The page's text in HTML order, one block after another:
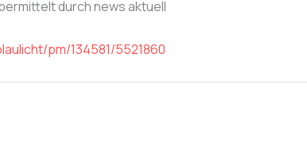
durch news aktuell
pm/134581/5521860